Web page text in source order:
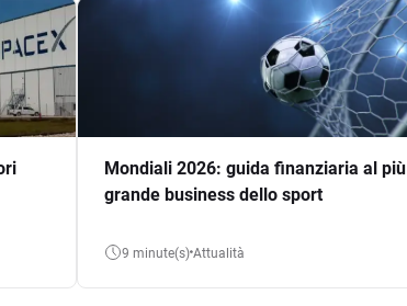
Mondiali 2026: guida finanziaria al più
grande business dello sport
9 minute(s) Attualità